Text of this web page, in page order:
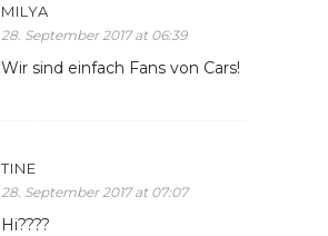
MILYA
28. September 2017 at 06:39
Wir sind einfach Fans von Cars!
TINE
28. September 2017 at 07:07
Hi????